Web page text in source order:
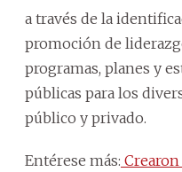
a través de la
promoción de
programas, planes y
públicas para los
público y privado.
Entérese más: